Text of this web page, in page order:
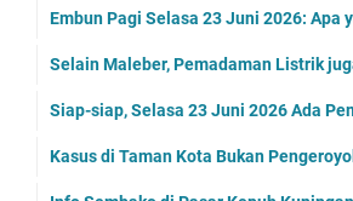
Embun Pagi Selasa 23 Juni 2026: Apa
Selain Maleber, Pemadaman Listrik
Siap-siap, Selasa 23 Juni 2026 Ada
Kasus di Taman Kota Bukan